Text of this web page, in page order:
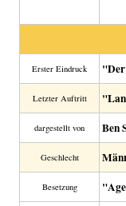
Erster Eindruck
Letzter Auftritt
dargestellt von Ben
Geschlecht
Besetzung